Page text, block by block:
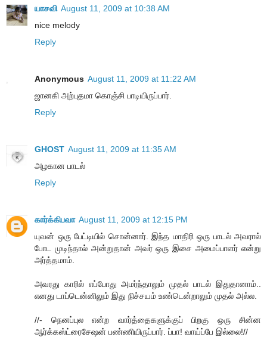
யாசவி August 11, 2009 at 10:38 AM
nice melody
Reply
Anonymous August 11, 2009 at 11:22 AM
ஜானகி அற்புதமா கொஞ்சி பாடியிருப்பார்.
Reply
GHOST August 11, 2009 at 11:35 AM
அழகான பாடல்
Reply
கார்க்கிபவா August 11, 2009 at 12:15 PM
யுவன் ஒரு பேட்டியில் சொன்னார். இந்த மாதிரி ஒரு பாடல் அவரால்
போட முடிந்தால் அன்றுதான் அவர் ஒரு இசை அமைப்பாளர் என்று
அர்த்தமாம்.
அவரது காரில் எப்போது அமர்ந்தாலும் முதல் பாடல் இதுதானாம்..
எனது டாப்டென்னிலும் இது நிச்சயம் உண்டென்றாலும் முதல் அல்ல.
//- நெனப்புல என்ற வார்த்தைகளுக்குப் பிறகு ஒரு சின்ன
ஆர்க்கஸ்ட்ரைசேஷன் பண்ணியிருப்பார். ப்பா! வாய்ப்பே இல்லை!//